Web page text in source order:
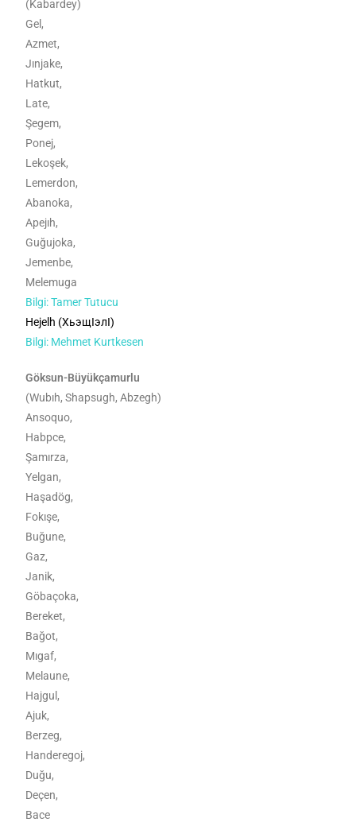
(Kabardey)
Gel,
Azmet,
Jınjake,
Hatkut,
Late,
Şegem,
Ponej,
Lekoşek,
Lemerdon,
Abanoka,
Apejıh,
Guğujoka,
Jemenbe,
Melemuga
Bilgi: Tamer Tutucu
Hejelh (ХьэщӀэлI)
Bilgi: Mehmet Kurtkesen
Göksun-Büyükçamurlu
(Wubıh, Shapsugh, Abzegh)
Ansoquo,
Habpce,
Şamırza,
Yelgan,
Haşadög,
Fokışe,
Buğune,
Gaz,
Janik,
Göbaçoka,
Bereket,
Bağot,
Mıgaf,
Melaune,
Hajgul,
Ajuk,
Berzeg,
Handeregoj,
Duğu,
Deçen,
Bace